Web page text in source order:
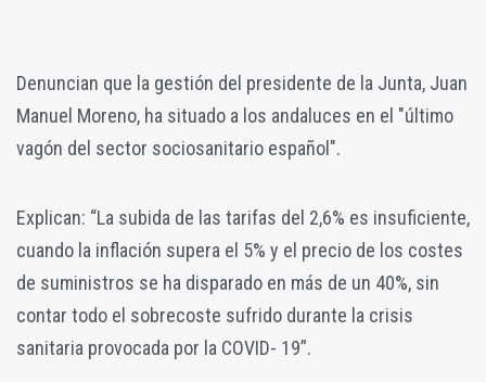
Denuncian que la gestión del presidente de la Junta, Juan
Manuel Moreno, ha situado a los andaluces en el "último
vagón del sector sociosanitario español".
Explican: “La subida de las tarifas del 2,6% es insuficiente,
cuando la inflación supera el 5% y el precio de los costes
de suministros se ha disparado en más de un 40%, sin
contar todo el sobrecoste sufrido durante la crisis
sanitaria provocada por la COVID- 19”.